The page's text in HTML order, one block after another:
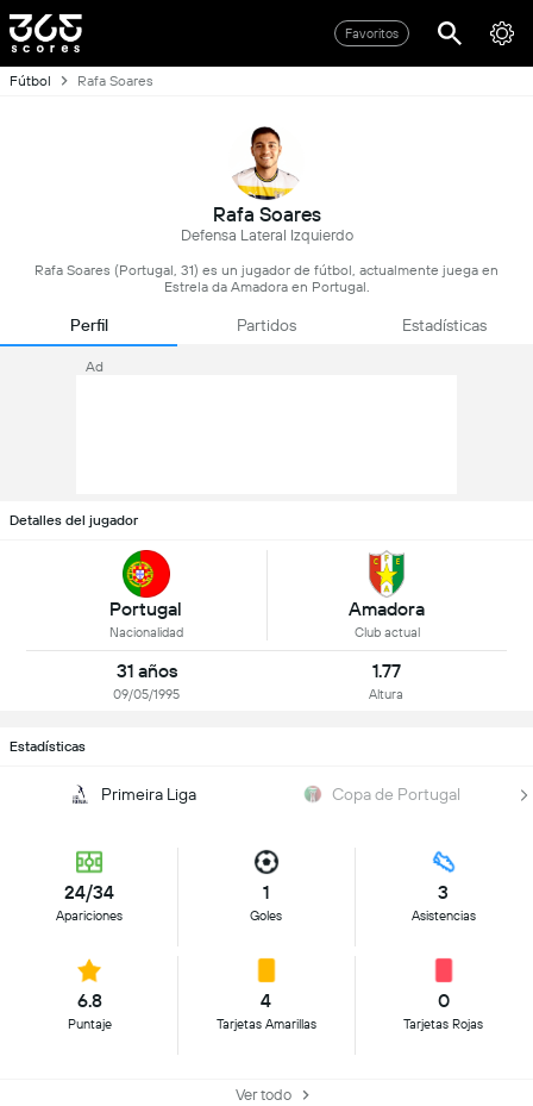
Favoritos
Fútbol Rafa Soares
Rafa Soares
Defensa Lateral Izquierdo
Rafa Soares (Portugal, 31) es un jugador de fútbol, actualmente juega en
Estrela da Amadora en Portugal.
Perfil Partidos Estadísticas
Ad
Detalles del jugador
Portugal
Nacionalidad
Amadora
Club actual
31 años
09/05/1995
1.77
Altura
Estadísticas
Primeira Liga Copa de Portugal
24/34
Apariciones
1
Goles
3
Asistencias
6.8
Puntaje
4
Tarjetas Amarillas
0
Tarjetas Rojas
Ver todo